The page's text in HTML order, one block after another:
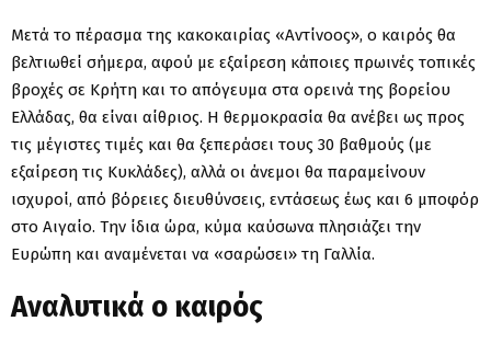
Μετά το πέρασμα της κακοκαιρίας «Αντίνοος», ο καιρός θα
βελτιωθεί σήμερα, αφού με εξαίρεση κάποιες πρωινές τοπικές
βροχές σε Κρήτη και το απόγευμα στα ορεινά της βορείου
Ελλάδας, θα είναι αίθριος. Η θερμοκρασία θα ανέβει ως προς
τις μέγιστες τιμές και θα ξεπεράσει τους 30 βαθμούς (με
εξαίρεση τις Κυκλάδες), αλλά οι άνεμοι θα παραμείνουν
ισχυροί, από βόρειες διευθύνσεις, εντάσεως έως και 6 μποφόρ
στο Αιγαίο. Την ίδια ώρα, κύμα καύσωνα πλησιάζει την
Ευρώπη και αναμένεται να «σαρώσει» τη Γαλλία.
Αναλυτικά ο καιρός